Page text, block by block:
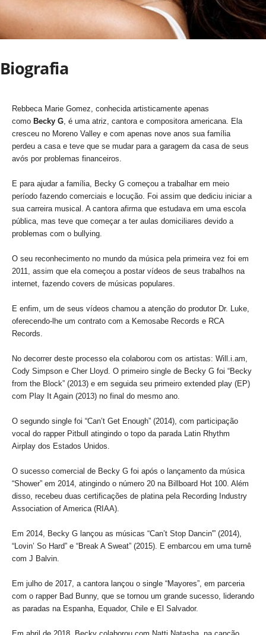
Biografia
Rebbeca Marie Gomez, conhecida artisticamente apenas
como Becky G, é uma atriz, cantora e compositora americana. Ela
cresceu no Moreno Valley e com apenas nove anos sua família
perdeu a casa e teve que se mudar para a garagem da casa de seus
avós por problemas financeiros.
E para ajudar a família, Becky G começou a trabalhar em meio
período fazendo comerciais e locução. Foi assim que dediciu iniciar a
sua carreira musical. A cantora afirma que estudava em uma escola
pública, mas teve que começar a ter aulas domiciliares devido a
problemas com o bullying.
O seu reconhecimento no mundo da música pela primeira vez foi em
2011, assim que ela começou a postar vídeos de seus trabalhos na
internet, fazendo covers de músicas populares.
E enfim, um de seus vídeos chamou a atenção do produtor Dr. Luke,
oferecendo-lhe um contrato com a Kemosabe Records e RCA
Records.
No decorrer deste processo ela colaborou com os artistas: Will.i.am,
Cody Simpson e Cher Lloyd. O primeiro single de Becky G foi “Becky
from the Block” (2013) e em seguida seu primeiro extended play (EP)
com Play It Again (2013) no final do mesmo ano.
O segundo single foi “Can’t Get Enough” (2014), com participação
vocal do rapper Pitbull atingindo o topo da parada Latin Rhythm
Airplay dos Estados Unidos.
O sucesso comercial de Becky G foi após o lançamento da música
“Shower” em 2014, atingindo o número 20 na Billboard Hot 100. Além
disso, recebeu duas certificações de platina pela Recording Industry
Association of America (RIAA).
Em 2014, Becky G lançou as músicas “Can’t Stop Dancin'” (2014),
“Lovin’ So Hard” e “Break A Sweat” (2015). E embarcou em uma turnê
com J Balvin.
Em julho de 2017, a cantora lançou o single “Mayores”, em parceria
com o rapper Bad Bunny, que se tornou um grande sucesso, liderando
as paradas na Espanha, Equador, Chile e El Salvador.